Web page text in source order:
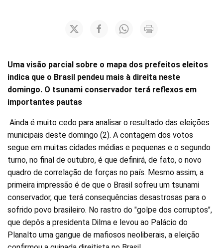
Uma visão parcial sobre o mapa dos prefeitos eleitos
indica que o Brasil pendeu mais à direita neste
domingo. O tsunami conservador terá reflexos em
importantes pautas
Ainda é muito cedo para analisar o resultado das eleições
municipais deste domingo (2). A contagem dos votos
segue em muitas cidades médias e pequenas e o segundo
turno, no final de outubro, é que definirá, de fato, o novo
quadro de correlação de forças no país. Mesmo assim, a
primeira impressão é de que o Brasil sofreu um tsunami
conservador, que terá consequências desastrosas para o
sofrido povo brasileiro. No rastro do "golpe dos corruptos",
que depôs a presidenta Dilma e levou ao Palácio do
Planalto uma gangue de mafiosos neoliberais, a eleição